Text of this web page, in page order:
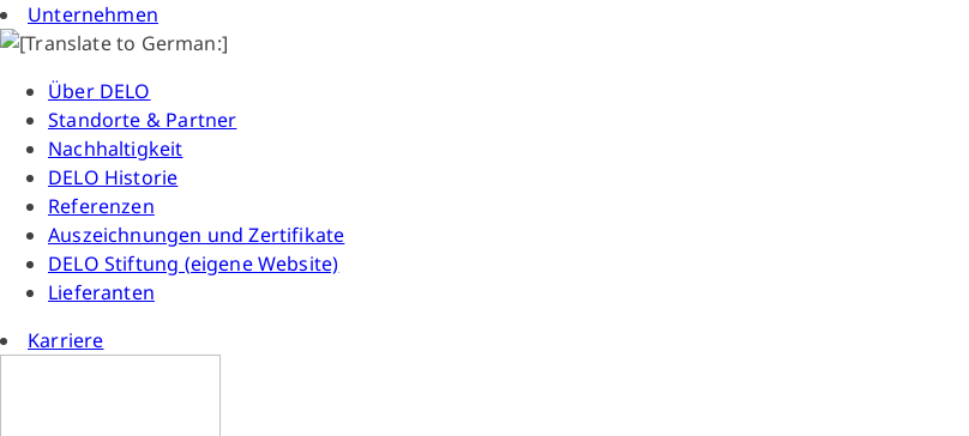
Unternehmen
Über DELO
Standorte & Partner
Nachhaltigkeit
DELO Historie
Referenzen
Auszeichnungen und Zertifikate
DELO Stiftung (eigene Website)
Lieferanten
Karriere